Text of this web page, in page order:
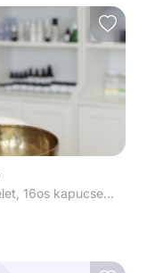
1142 Budapest, Ungvár utca 20. 4. emelet, 16os kapucsengő